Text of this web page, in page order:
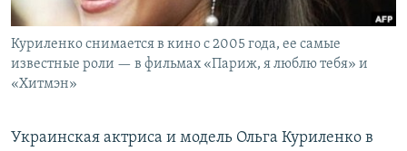
Все сайты РСЕ/РС
Куриленко снимается в кино с 2005 года, ее самые
известные роли — в фильмах «Париж, я люблю тебя» и
«Хитмэн»
Украинская актриса и модель Ольга Куриленко в